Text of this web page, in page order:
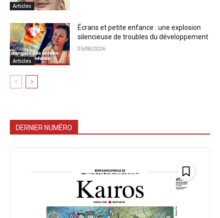
Articles
Articles
Écrans et petite enfance : une explosion
silencieuse de troubles du développement
05/08/2026
DERNIER NUMÉRO